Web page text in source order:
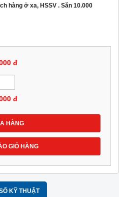
hàng ở xa, HSSV . Săn 10.000
đ
đ
HÀNG
GIỎ HÀNG
KỸ THUẬT